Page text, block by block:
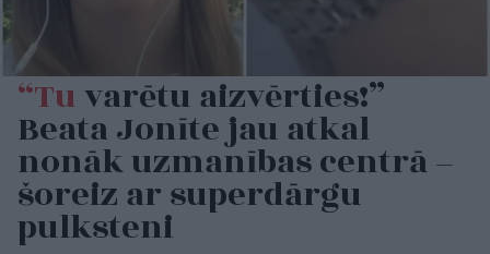
“Tuvarētu aizvērties!”
Beata Jonīte jau atkal
nonāk uzmanības centrā –
šoreiz ar superdārgu
pulksteni